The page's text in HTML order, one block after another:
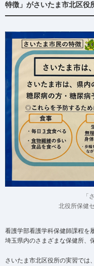
特徴」がさいたま市北区役
「
北役所保健
看護学部看護学科保健師課程を
埼玉県内のさまざまな保健所、
さいたま市北区役所の実習では